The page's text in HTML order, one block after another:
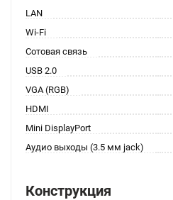
LAN
Wi-Fi
Сотовая связь
USB 2.0
VGA (RGB)
HDMI
Mini DisplayPort
Аудио выходы (3.5 мм jack)
Конструкция